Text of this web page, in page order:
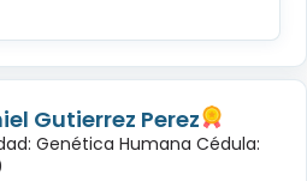
Gutierrez Perez
Genética Humana Cédula: